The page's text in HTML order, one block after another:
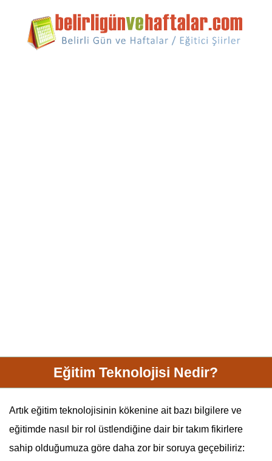
Eğitim Teknolojisi Nedir?
Artık eğitim teknolojisinin kökenine ait bazı bilgilere ve
eğitimde nasıl bir rol üstlendiğine dair bir takım fikirlere
sahip olduğumuza göre daha zor bir soruya geçebiliriz: